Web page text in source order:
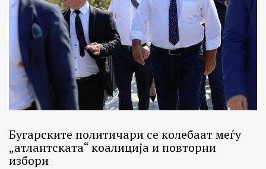
Бугарските политичари се колебаат меѓу
„атлантската“ коалиција и повторни
избори